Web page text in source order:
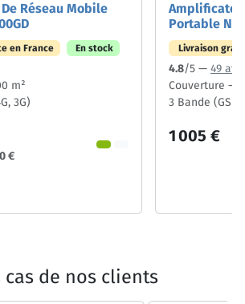
Réseau Mobile
en France En stock
m²
3G)
€
Portable
Livraison
4.8/5 — 49 avis
Couverture —
3 Bande (GSM,
1 005 €
cas de nos clients